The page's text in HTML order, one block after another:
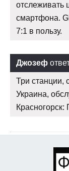
отслеживать
смартфона.
7:1 в пользу.
Джозеф
Три станции,
Украина,
Красногорск: